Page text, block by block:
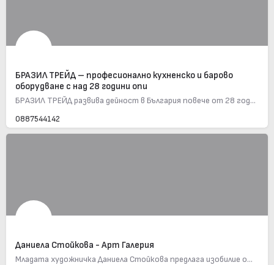
БРАЗИЛ ТРЕЙД – професионално кухненско и барово
оборудване с над 28 години опи
БРАЗИЛ ТРЕЙД развива дейност в България повече от 28 години, предлага професионално ресторантско, барово и…
0887544142
Даниела Стойкова - Арт Галерия
Младата художничка Даниела Стойкова предлага изобилие от маслени картини, които ще Ви оставят без дъх. Имате…